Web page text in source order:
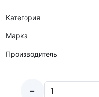
Категория
Марка
Производитель
-